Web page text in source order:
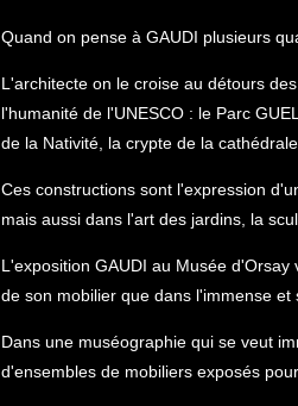
Quand on pense à GAUDI plusieurs
L'architecte on le croise au détours
l'humanité de l'UNESCO : le Parc
de la Nativité, la crypte de la
Ces constructions sont l'expression
mais aussi dans l'art des jardins, la
L'exposition GAUDI au Musée
de son mobilier que dans l'immense et
Dans une muséographie qui se veut
d'ensembles de mobiliers exposés